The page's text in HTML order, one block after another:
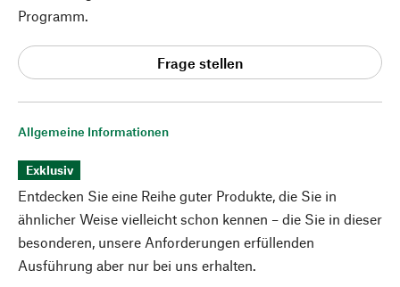
Allgemeine Informationen
Exklusiv
Entdecken Sie eine Reihe guter Produkte, die Sie in
ähnlicher Weise vielleicht schon kennen – die Sie in dieser
besonderen, unsere Anforderungen erfüllenden
Ausführung aber nur bei uns erhalten.
Programm.
Frage stellen